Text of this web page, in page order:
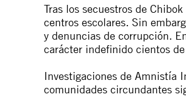
Tras los secuestros de
centros escolares. Sin
y denuncias de corrupción.
carácter indefinido cientos
Investigaciones de Amnistía
comunidades circundantes